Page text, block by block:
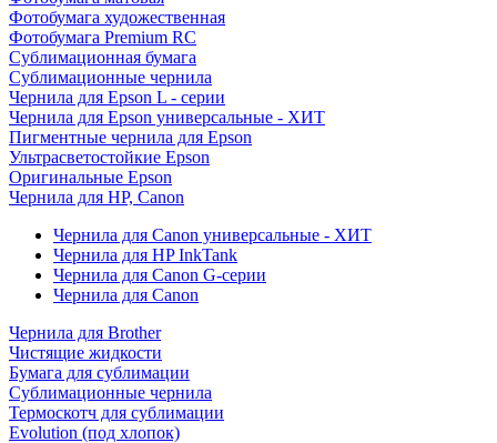
Фотобумага художественная
Фотобумага Premium RC
Сублимационная бумага
Сублимационные чернила
Чернила для Epson L - серии
Чернила для Epson универсальные - ХИТ
Пигментные чернила для Epson
Ультрасветостойкие Epson
Оригинальные Epson
Чернила для HP, Canon
Чернила для Canon универсальные - ХИТ
Чернила для HP InkTank
Чернила для Canon G-серии
Чернила для Canon
Чернила для Brother
Чистящие жидкости
Бумага для сублимации
Сублимационные чернила
Термоскотч для сублимации
Evolution (под хлопок)